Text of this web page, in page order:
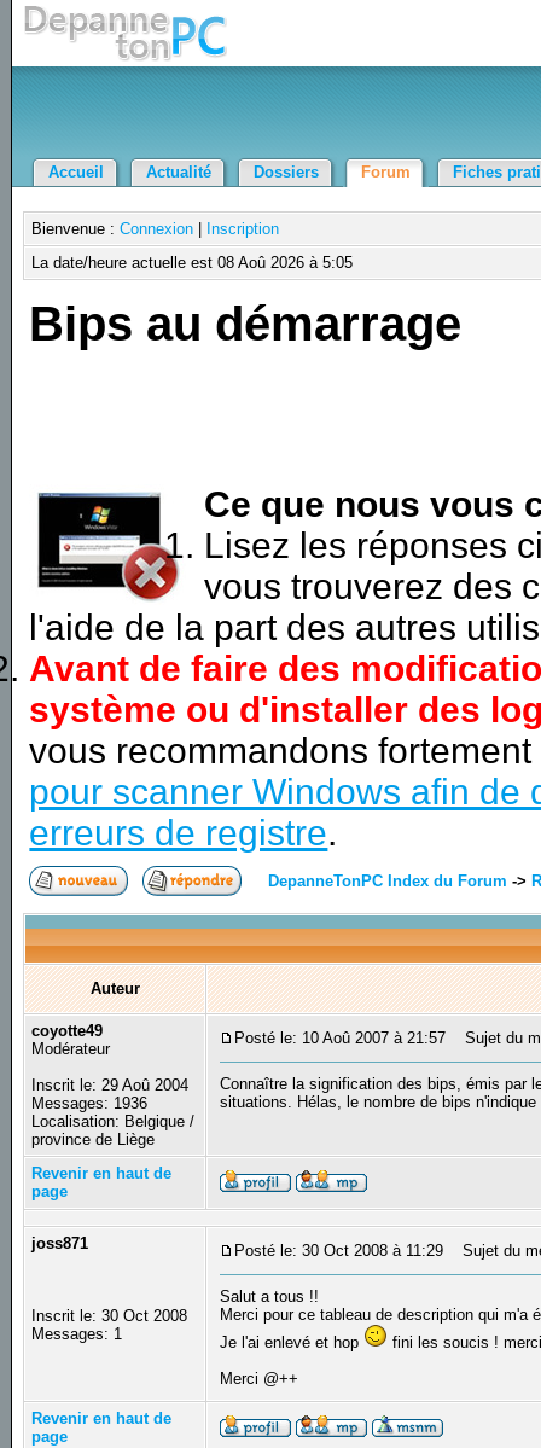
Accueil Actualité Dossiers Forum Fiches
Bienvenue :Connexion
Inscription
La date/heure actuelle est 08 Aoû 2026 à 5:05
Bips au démarrage
Ce que nous vous
Lisez les réponses
vous trouverez des
l'aide de la part des autres
Avant de faire des
système ou d'installer des
vous recommandons
pour scanner Windows afin de
erreurs de registre.
DepanneTonPC Index du Forum ->
Auteur
coyotte49
Modérateur
Inscrit le: 29 Aoû 2004
Messages: 1936
Localisation: Belgique /
province de Liège
Posté le: 10 Aoû 2007 à 21:57 Sujet du
Connaître la signification des bips, émis par
situations. Hélas, le nombre de bips
Revenir en haut de
page
joss871
Inscrit le: 30 Oct 2008
Messages: 1
Posté le: 30 Oct 2008 à 11:29 Sujet du
Salut a tous !!
Merci pour ce tableau de description qui
Je l'ai enlevé et hop
fini les soucis !
Merci @++
Revenir en haut de
page